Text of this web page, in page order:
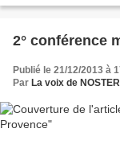
2° conférence
Publié le 21/12/2013 à
Par La voix de